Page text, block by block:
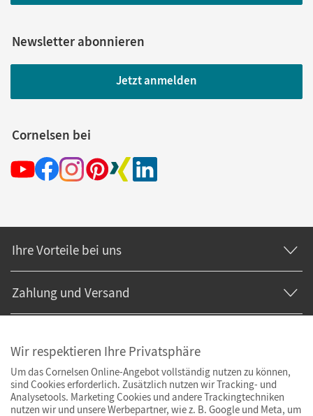
Newsletter abonnieren
Jetzt anmelden
Cornelsen bei
Ihre Vorteile bei uns
Zahlung und Versand
Wir respektieren Ihre Privatsphäre
Um das Cornelsen Online-Angebot vollständig nutzen zu können,
sind Cookies erforderlich. Zusätzlich nutzen wir Tracking- und
Analysetools. Marketing Cookies und andere Trackingtechniken
nutzen wir und unsere Werbepartner, wie z. B. Google und Meta, um